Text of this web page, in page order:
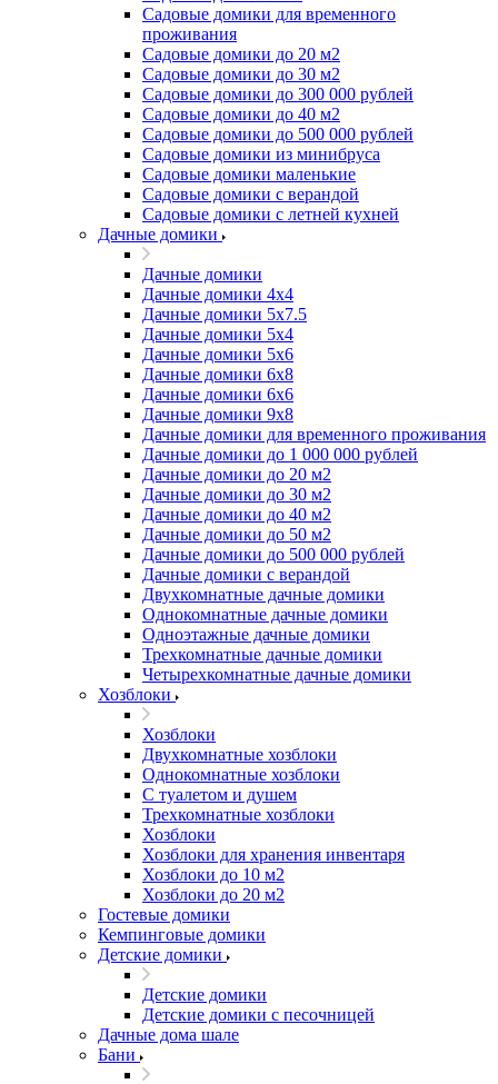
Садовые домики для временного
проживания
Садовые домики до 20 м2
Садовые домики до 30 м2
Садовые домики до 300 000 рублей
Садовые домики до 40 м2
Садовые домики до 500 000 рублей
Садовые домики из минибруса
Садовые домики маленькие
Садовые домики с верандой
Садовые домики с летней кухней
Дачные домики
Дачные домики
Дачные домики 4х4
Дачные домики 5x7.5
Дачные домики 5х4
Дачные домики 5х6
Дачные домики 6x8
Дачные домики 6х6
Дачные домики 9x8
Дачные домики для временного проживания
Дачные домики до 1 000 000 рублей
Дачные домики до 20 м2
Дачные домики до 30 м2
Дачные домики до 40 м2
Дачные домики до 50 м2
Дачные домики до 500 000 рублей
Дачные домики с верандой
Двухкомнатные дачные домики
Однокомнатные дачные домики
Одноэтажные дачные домики
Трехкомнатные дачные домики
Четырехкомнатные дачные домики
Хозблоки
Хозблоки
Двухкомнатные хозблоки
Однокомнатные хозблоки
С туалетом и душем
Трехкомнатные хозблоки
Хозблоки
Хозблоки для хранения инвентаря
Хозблоки до 10 м2
Хозблоки до 20 м2
Гостевые домики
Кемпинговые домики
Детские домики
Детские домики
Детские домики с песочницей
Дачные дома шале
Бани